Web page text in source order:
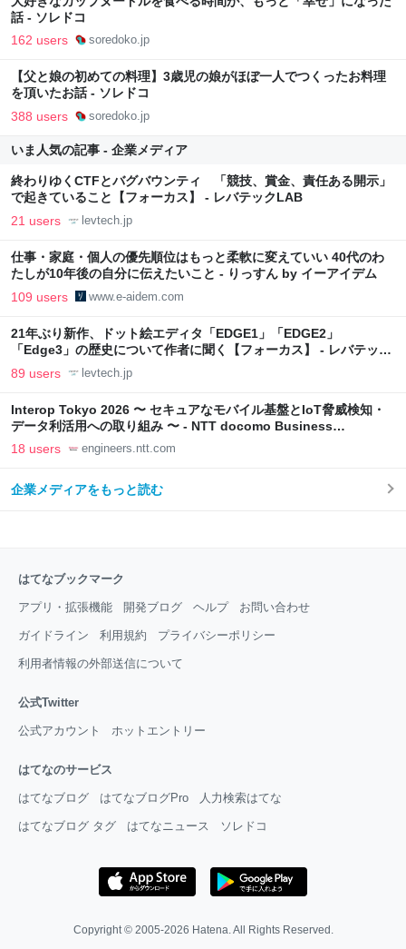
話 - ソレドコ
162 users soredoko.jp
【父と娘の初めての料理】3歳児の娘がほぼ一人でつくったお料理
を頂いたお話 - ソレドコ
388 users soredoko.jp
いま人気の記事 - 企業メディア
終わりゆくCTFとバグバウンティ 「競技、賞金、責任ある開示」
で起きていること【フォーカス】 - レバテックLAB
21 users levtech.jp
仕事・家庭・個人の優先順位はもっと柔軟に変えていい 40代のわ
たしが10年後の自分に伝えたいこと - りっすん by イーアイデム
109 users www.e-aidem.com
21年ぶり新作、ドット絵エディタ「EDGE1」「EDGE2」
「Edge3」の歴史について作者に聞く【フォーカス】 - レバテック
LAB
89 users levtech.jp
Interop Tokyo 2026 〜 セキュアなモバイル基盤とIoT脅威検知・
データ利活用への取り組み 〜 - NTT docomo Business
Engineers' Blog
18 users engineers.ntt.com
企業メディアをもっと読む
はてなブックマーク
アプリ・拡張機能 開発ブログ ヘルプ お問い合わせ
ガイドライン 利用規約 プライバシーポリシー
利用者情報の外部送信について
公式Twitter
公式アカウント ホットエントリー
はてなのサービス
はてなブログ はてなブログPro 人力検索はてな
はてなブログ タグ はてなニュース ソレドコ
Copyright © 2005-2026 Hatena. All Rights Reserved.